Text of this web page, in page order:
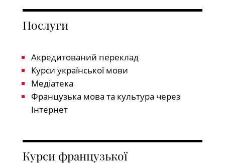
Послуги
Акредитований переклад
Курси української мови
Медіатека
Французька мова та культура через
Інтернет
Курси французької